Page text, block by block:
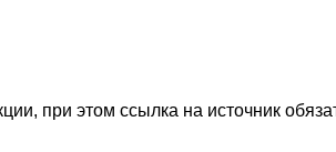
при этом ссылка на источник